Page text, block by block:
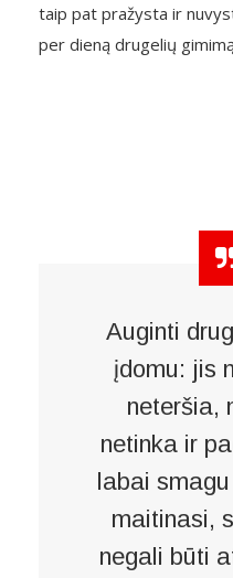
taip pat pražysta ir
per dieną drugelių
Auginti
įdomu: jis
neteršia,
netinka ir
labai
maitinasi,
negali būti